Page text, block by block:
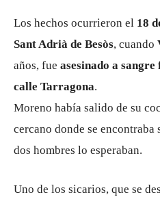
Los hechos ocurrieron el 18
Sant Adrià de Besòs, cuando
años, fue asesinado a
calle Tarragona.
Moreno había salido de su
cercano donde se
dos hombres lo esperaban.
Uno de los sicarios, que se